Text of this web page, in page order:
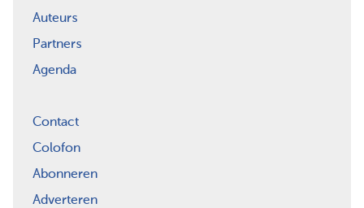
Auteurs
Partners
Agenda
Contact
Colofon
Abonneren
Adverteren